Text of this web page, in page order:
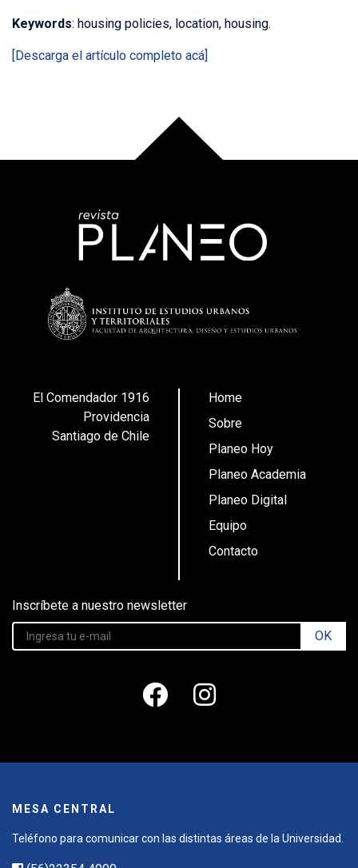
Keywords: housing policies, location, housing.
[Descarga el artículo completo acá]
El Comendador 1916
Providencia
Santiago de Chile
Home
Sobre
Planeo Hoy
Planeo Academia
Planeo Digital
Equipo
Contacto
Inscríbete a nuestro newsletter
OK
MESA CENTRAL
Teléfono para comunicar con las distintas áreas de la Universidad.